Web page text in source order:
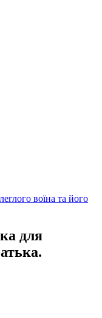
воїна та його
для